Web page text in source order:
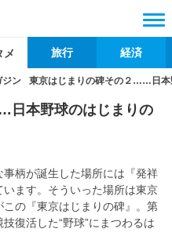
メ 旅行 経済
ジン 東京はじまりの碑その２……日本
日本野球のはじまりの
柄が誕生した場所には『発祥
ます。そういった場所は東京
の『東京はじまりの碑』。第
復活した“野球”にまつわるは